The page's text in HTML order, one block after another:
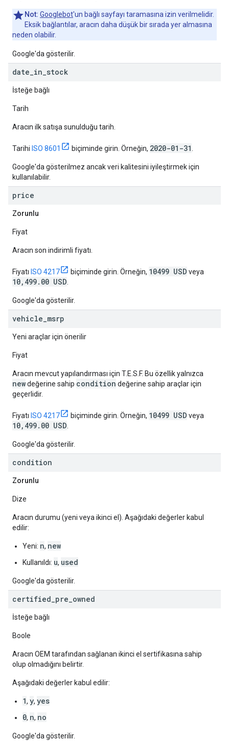
Not: Googlebot'un bağlı sayfayı taramasına izin verilmelidir.
Eksik bağlantılar, aracın daha düşük bir sırada yer almasına
neden olabilir.
Google'da gösterilir.
date in stock
İsteğe bağlı
Tarih
Aracın ilk satışa sunulduğu tarih.
Tarihi ISO 8601 biçiminde girin. Örneğin, 2020-01-31
Google'da gösterilmez ancak veri kalitesini iyileştirmek için
kullanılabilir.
price
Zorunlu
Fiyat
Aracın son indirimli fiyatı.
Fiyatı ISO 4217 biçiminde girin. Örneğin, 10499 USD veya
10,499.00 USD
Google'da gösterilir.
vehicle msrp
Yeni araçlar için önerilir
Fiyat
Aracın mevcut yapılandırması için T.E.S.F. Bu özellik yalnızca
newdeğerine sahip condition değerine sahip araçlar için
geçerlidir.
Fiyatı ISO 4217 biçiminde girin. Örneğin, 10499 USD veya
10,499.00 USD
Google'da gösterilir.
condition
Zorunlu
Dize
Aracın durumu (yeni veya ikinci el). Aşağıdaki değerler kabul
edilir:
Yeni: n, new
Kullanıldı: u, used
Google'da gösterilir.
certified pre owned
İsteğe bağlı
Boole
Aracın OEM tarafından sağlanan ikinci el sertifikasına sahip
olup olmadığını belirtir.
Aşağıdaki değerler kabul edilir:
1, y, yes
0, n, no
Google'da gösterilir.